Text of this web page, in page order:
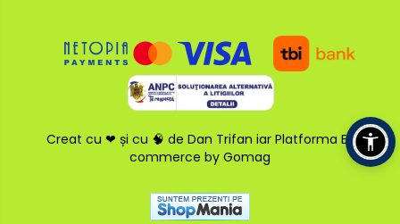
Creat cu ❤ și cu 🧠 de Dan Trifan iar Platforma E-
commerce by Gomag